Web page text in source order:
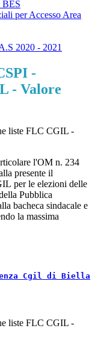
per Accesso Area
2020 - 2021
-
- Valore
liste FLC CGIL -
l'OM n. 234
presente il
per le elezioni delle
Pubblica
bacheca sindacale e
la massima
Cgil di Biella
liste FLC CGIL -